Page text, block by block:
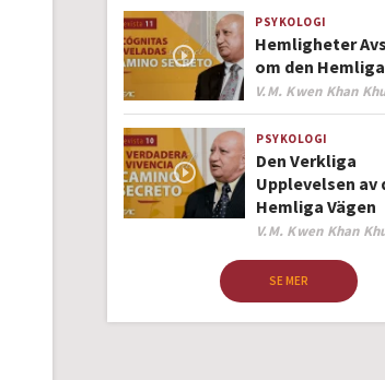
PSYKOLOGI
Hemligheter
om den
Author
V.M. Kwen Khan
PSYKOLOGI
Den Verkliga
Upplevelsen av
Hemliga Vägen
Author
V.M. Kwen Khan
SE MER